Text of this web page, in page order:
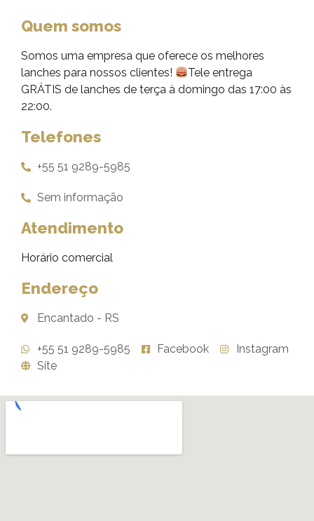
Quem somos
Somos uma empresa que oferece os melhores
lanches para nossos clientes!
Tele entrega
GRÁTIS de lanches de terça à domingo das 17:00 às
22:00.
Telefones
+55 51 9289-5985
Sem informação
Atendimento
Horário comercial
Endereço
Encantado - RS
+55 51 9289-5985 Facebook
Instagram
Site